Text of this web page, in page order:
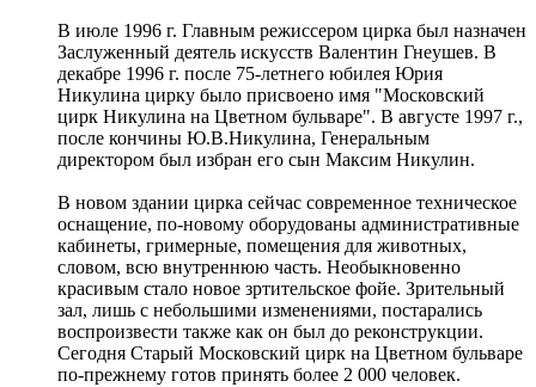
В июле 1996 г. Главным режиссером цирка был назначен
Заслуженный деятель искусств Валентин Гнеушев. В
декабре 1996 г. после 75-летнего юбилея Юрия
Никулина цирку было присвоено имя "Московский
цирк Никулина на Цветном бульваре". В августе 1997 г.,
после кончины Ю.В.Никулина, Генеральным
директором был избран его сын Максим Никулин.
В новом здании цирка сейчас современное техническое
оснащение, по-новому оборудованы административные
кабинеты, гримерные, помещения для животных,
словом, всю внутреннюю часть. Необыкновенно
красивым стало новое зртительское фойе. Зрительный
зал, лишь с небольшими изменениями, постарались
воспроизвести также как он был до реконструкции.
Сегодня Старый Московский цирк на Цветном бульваре
по-прежнему готов принять более 2 000 человек.